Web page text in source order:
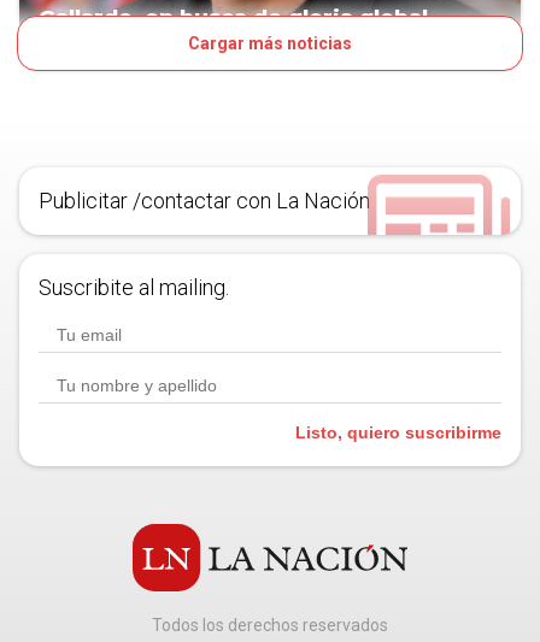
Gallardo, en busca de gloria global
Cargar más noticias
Publicitar /contactar con La Nación
Suscribite al mailing.
Listo, quiero suscribirme
Todos los derechos reservados